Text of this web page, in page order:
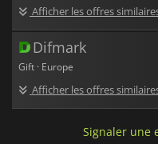
Afficher les offres
Difmark
Gift · Europe
Afficher les offres
Signaler une